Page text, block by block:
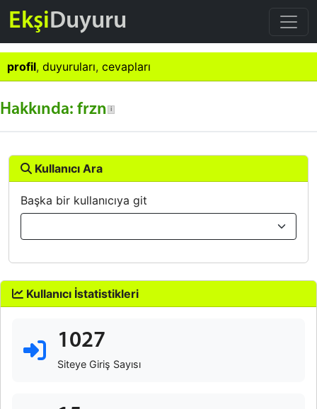
EkşiDuyuru
profil, duyuruları, cevapları
Hakkında: frzn
Kullanıcı Ara
Başka bir kullanıcıya git
Kullanıcı İstatistikleri
1027
Siteye Giriş Sayısı